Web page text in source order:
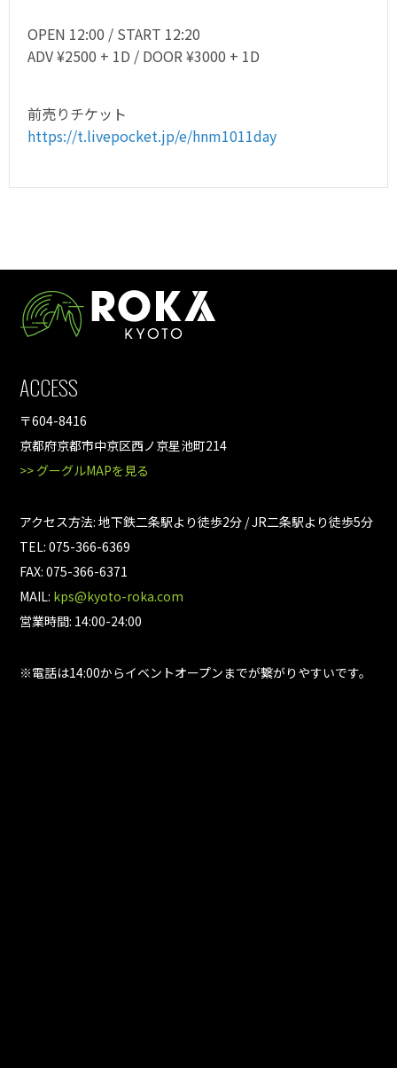
OPEN 12:00 / START 12:20
ADV ¥2500 + 1D / DOOR ¥3000 + 1D
前売りチケット
https://t.livepocket.jp/e/hnm1011day
ACCESS
〒604-8416
京都府京都市中京区西ノ京星池町214
>> グーグルMAPを見る
アクセス方法: 地下鉄二条駅より徒歩2分 / JR二条駅より徒歩5分
TEL: 075-366-6369
FAX: 075-366-6371
MAIL: kps@kyoto-roka.com
営業時間: 14:00-24:00
※電話は14:00からイベントオープンまでが繋がりやすいです。